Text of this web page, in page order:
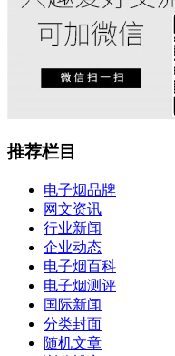
推荐栏目
电子烟品牌
网文资讯
行业新闻
企业动态
电子烟百科
电子烟测评
国际新闻
分类封面
随机文章